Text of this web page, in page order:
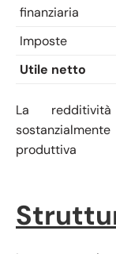
finanziaria
Imposte
Utile netto
La
produttiva